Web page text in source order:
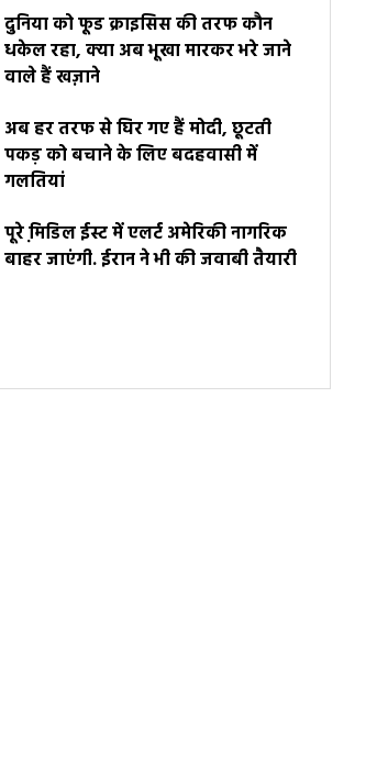
दुनिया को फूड क्राइसिस की तरफ कौन
धकेल रहा, क्या अब भूखा मारकर भरे जाने
वाले हैं खज़ाने
अब हर तरफ से घिर गए हैं मोदी, छूटती
पकड़ को बचाने के लिए बदहवासी में
गलतियां
पूरे मि़डिल ईस्ट में एलर्ट अमेरिकी नागरिक
बाहर जाएंगी. ईरान ने भी की जवाबी तैयारी